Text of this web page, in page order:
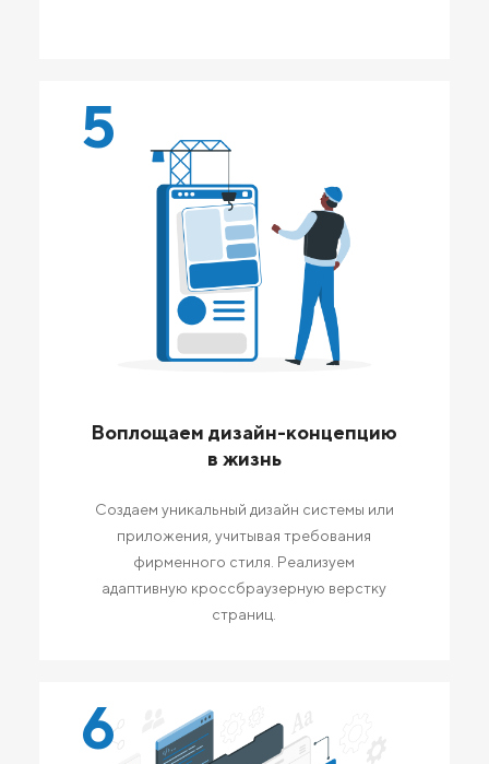
5
Воплощаем дизайн-концепцию
в жизнь
Создаем уникальный дизайн системы или
приложения, учитывая требования
фирменного стиля. Реализуем
адаптивную кроссбраузерную верстку
страниц.
6